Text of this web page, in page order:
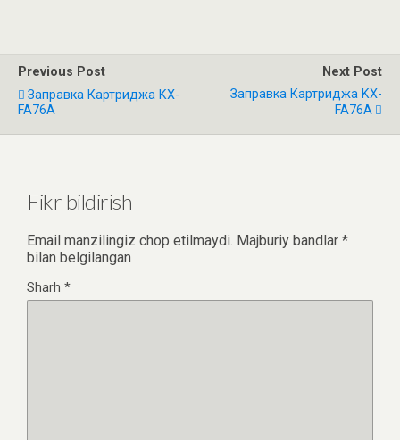
Previous Post
Заправка Картриджа KX-
FA76A
Next Post
Заправка Картриджа KX-
FA76A
Fikr bildirish
Email manzilingiz chop etilmaydi. Majburiy bandlar *
bilan belgilangan
Sharh *